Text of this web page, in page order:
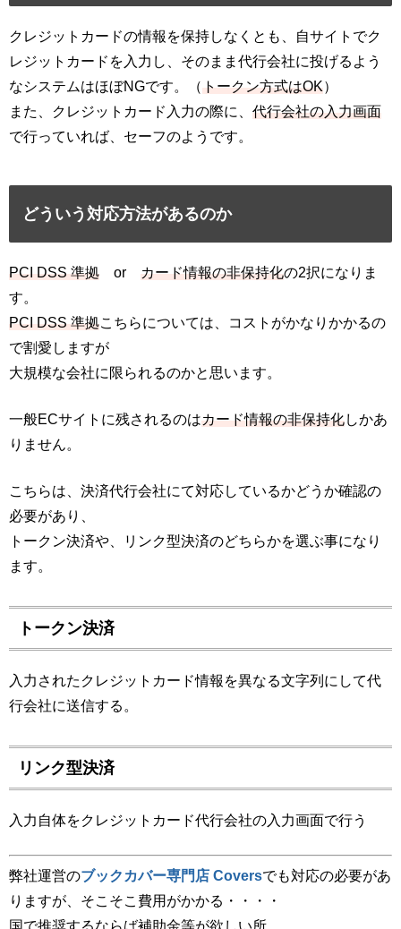
クレジットカードの情報を保持しなくとも、自サイトでク
レジットカードを入力し、そのまま代行会社に投げるよう
なシステムはほぼNGです。（トークン方式はOK）
また、クレジットカード入力の際に、 代行会社の入力画面
で行っていれば、セーフのようです。
どういう対応方法があるのか
PCI DSS 準拠 or カード情報の非保持化の2択になりま
す。
PCI DSS 準拠こちらについては、コストがかなりかかるの
で割愛しますが
大規模な会社に限られるのかと思います。
一般ECサイトに残されるのはカード情報の非保持化しかあ
りません。
こちらは、決済代行会社にて対応しているかどうか確認の
必要があり、
トークン決済や、リンク型決済のどちらかを選ぶ事になり
ます。
トークン決済
入力されたクレジットカード情報を異なる文字列にして代
行会社に送信する。
リンク型決済
入力自体をクレジットカード代行会社の入力画面で行う
弊社運営のブックカバー専門店 Coversでも対応の必要があ
りますが、そこそこ費用がかかる・・・・
国で推奨するならば補助金等が欲しい所。